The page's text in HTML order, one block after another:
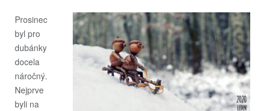
Prosinec
byl pro
dubánky
docela
náročný.
Nejprve
byli na